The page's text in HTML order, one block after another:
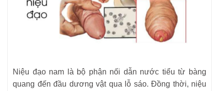
Niệu đạo nam là bộ phận nối dẫn nước tiểu từ bàng
quang đến đầu dương vật qua lỗ sáo. Đồng thời, niệu